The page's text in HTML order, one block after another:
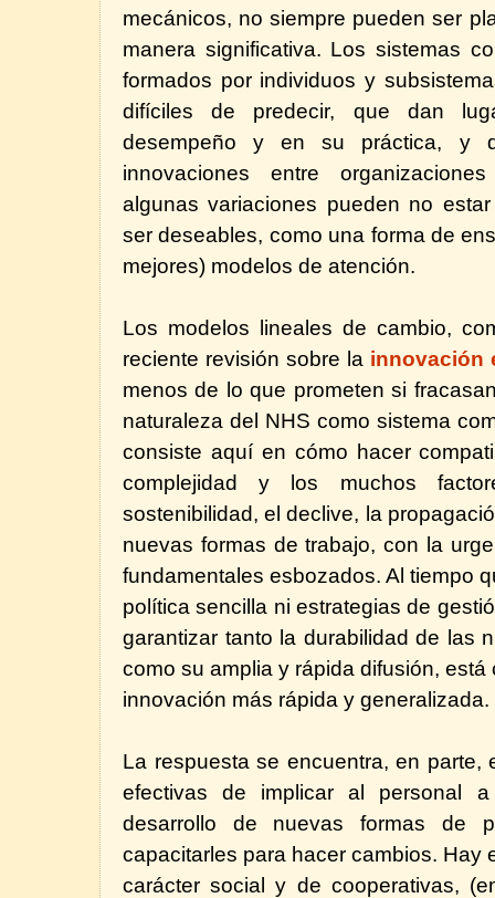
mecánicos, no siempre pueden ser
manera significativa. Los sistemas
formados por individuos y
difíciles de predecir, que dan
desempeño y en su práctica, y
innovaciones entre
algunas variaciones pueden no
ser deseables, como una forma de
mejores) modelos de atención.
Los modelos lineales de cambio,
reciente revisión sobre la innovación
menos de lo que prometen si
naturaleza del NHS como sistema
consiste aquí en cómo hacer
complejidad y los muchos
sostenibilidad, el declive, la
nuevas formas de trabajo, con la
fundamentales esbozados. Al tiempo
política sencilla ni estrategias de
garantizar tanto la durabilidad de las
como su amplia y rápida difusión,
innovación más rápida y generalizada.
La respuesta se encuentra, en parte,
efectivas de implicar al personal
desarrollo de nuevas formas de
capacitarles para hacer cambios. Hay
carácter social y de cooperativas,